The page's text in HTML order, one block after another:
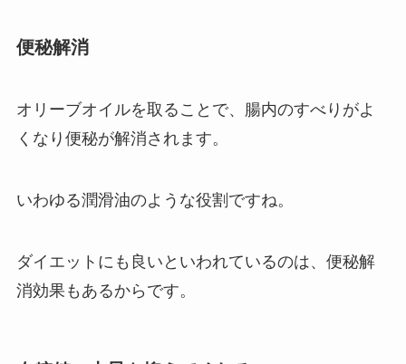
便秘解消
オリーブオイルを取ることで、腸内のすべりがよ
くなり便秘が解消されます。
いわゆる潤滑油のような役割ですね。
ダイエットにも良いといわれているのは、便秘解
消効果もあるからです。